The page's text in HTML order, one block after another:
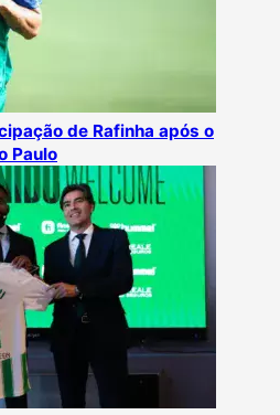
de Rafinha após o
Paulo